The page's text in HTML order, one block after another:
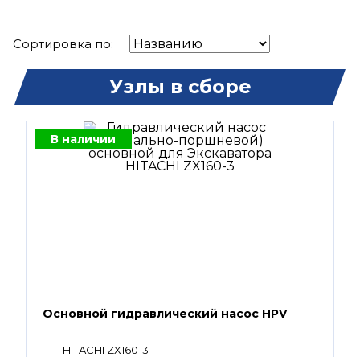
Сортировка по:
Узлы в сборе
В наличии
Основной гидравлический насос HPV
HITACHI ZX160-3